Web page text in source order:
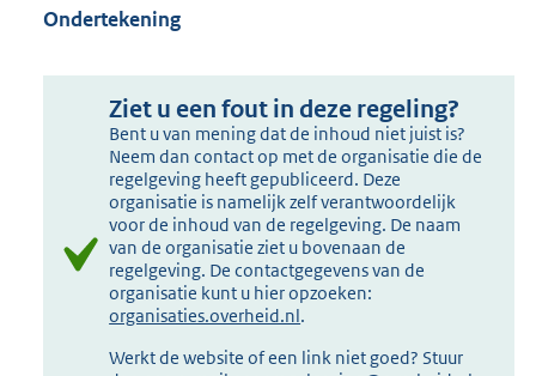
Ondertekening
Ziet u een fout in deze regeling?
Bent u van mening dat de inhoud niet juist is?
Neem dan contact op met de organisatie die de
regelgeving heeft gepubliceerd. Deze
organisatie is namelijk zelf verantwoordelijk
voor de inhoud van de regelgeving. De naam
van de organisatie ziet u bovenaan de
regelgeving. De contactgegevens van de
organisatie kunt u hier opzoeken:
organisaties.overheid.nl.
Werkt de website of een link niet goed? Stuur